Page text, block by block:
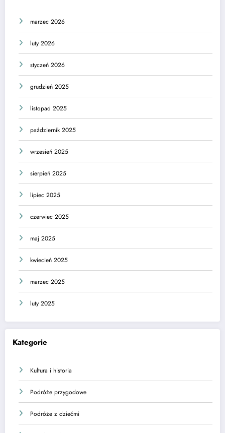
marzec 2026
luty 2026
styczeń 2026
grudzień 2025
listopad 2025
październik 2025
wrzesień 2025
sierpień 2025
lipiec 2025
czerwiec 2025
maj 2025
kwiecień 2025
marzec 2025
luty 2025
Kategorie
Kultura i historia
Podróże przygodowe
Podróże z dziećmi